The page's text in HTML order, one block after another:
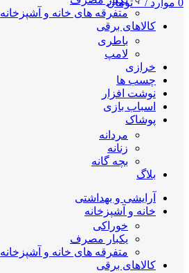
0 موارد / ۰ تومان
متفرقه های خانه و آشپزخانه
کالاهای برقی
باطری
لامپ
خرازی
چسب ها
نوشت افزار
اسباب بازی
پوشاک
مردانه
زنانه
بچه گانه
بلاگ
آرایشی و بهداشتی
خانه و آشپزخانه
خوراکی
یکبار مصرف
متفرقه های خانه و آشپزخانه
کالاهای برقی